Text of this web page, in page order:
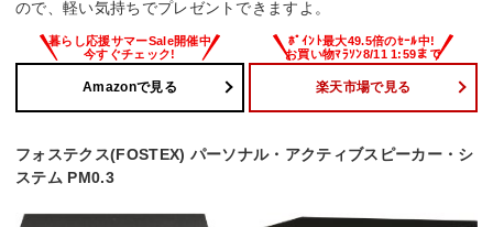
ので、軽い気持ちでプレゼントできますよ。
Amazonで見る 楽天市場で見る
フォステクス(FOSTEX) パーソナル・アクティブスピーカー・シ
ステム PM0.3